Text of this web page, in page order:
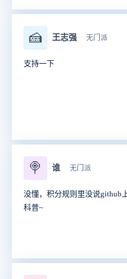
🍰 王志强 无门派
支持一下
🍭 谁 无门派
没懂，积分规则里没说github
科普~